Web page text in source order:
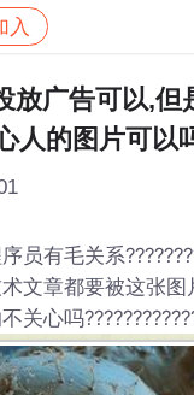
入
帖子详情
放广告可以,但
人的图片可以
员有毛关系
文章都要被这张图
关心吗